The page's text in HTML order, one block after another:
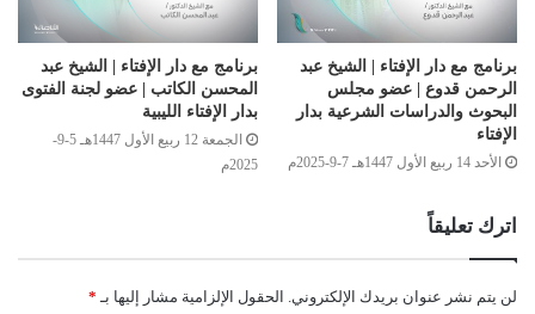
برنامج مع دار الإفتاء | الشيخ عبد
الرحمن قدوع | عضو مجلس
البحوث والدراسات الشرعية بدار
الإفتاء
الأحد 14 ربيع الأول 1447هـ 7-9-2025م
برنامج مع دار الإفتاء | الشيخ عبد
المحسن الكاتب | عضو لجنة الفتوى
بدار الإفتاء الليبية
الجمعة 12 ربيع الأول 1447هـ 5-9-
2025م
اترك تعليقاً
لن يتم نشر عنوان بريدك الإلكتروني. الحقول الإلزامية مشار إليها بـ *